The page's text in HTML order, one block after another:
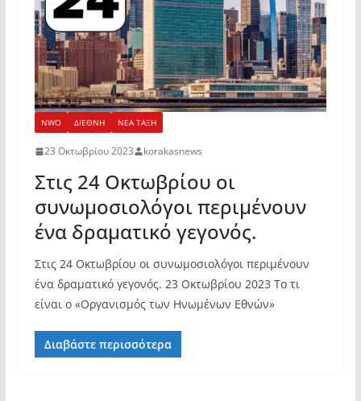
NWO ΔΙΕΘΝΗ ΝΕΑ ΤΑΞΗ
23 Οκτωβρίου 2023 korakasnews
Στις 24 Οκτωβρίου οι
συνωμοσιολόγοι περιμένουν
ένα δραματικό γεγονός.
Στις 24 Οκτωβρίου οι συνωμοσιολόγοι περιμένουν
ένα δραματικό γεγονός. 23 Οκτωβρίου 2023 Το τι
είναι ο «Οργανισμός των Ηνωμένων Εθνών»
Διαβάστε περισσότερα